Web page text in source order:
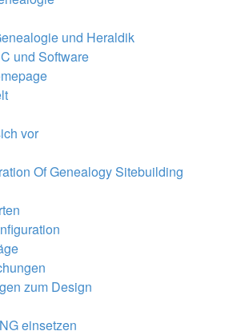
und Heraldik
und Software
vor
Of Genealogy Sitebuilding
zum Design
einsetzen